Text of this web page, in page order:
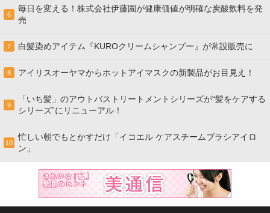
6
毎日を変える！株式会社伊藤園が健康価値が明確な炭酸飲料を発
売
7 白髪染めアイテム『KUROクリームシャンプー』が常設販売に
8 アイリスオーヤマからホットアイマスクの新製品がお目見え！
9
「いち髪」のアウトバストリートメントシリーズが“髪をケアする
シリーズ”にリニューアル！
10
忙しい朝でもとかすだけ「イコエル ケアスチームブラシアイロ
ン」